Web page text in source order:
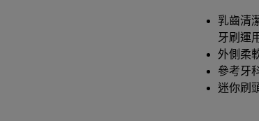
乳齒清
牙刷運
外側柔
參考牙
迷你刷